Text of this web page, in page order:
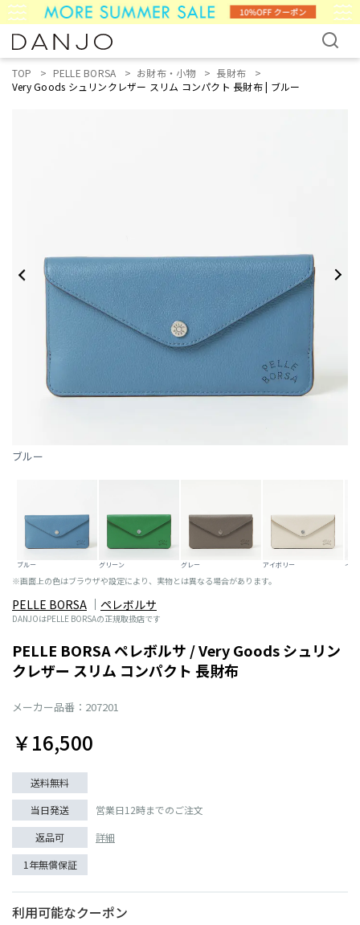
TOP PELLE BORSA お財布・小物
長財布
Very Goods シュリンクレザー スリム コンパクト 長財布 | ブルー
ブルー
ブルー グリーン グレー アイボリー イエ
※画面上の色はブラウザや設定により、実物とは異なる場合があります。
PELLE BORSA ペレボルサ
DANJOはPELLE BORSAの正規取扱店です
PELLE BORSA ペレボルサ / Very Goods シュリン
クレザー スリム コンパクト 長財布
メーカー品番：207201
￥16,500
送料無料
当日発送
営業日12時までのご注文
返品可
詳細
1年無償保証
利用可能なクーポン